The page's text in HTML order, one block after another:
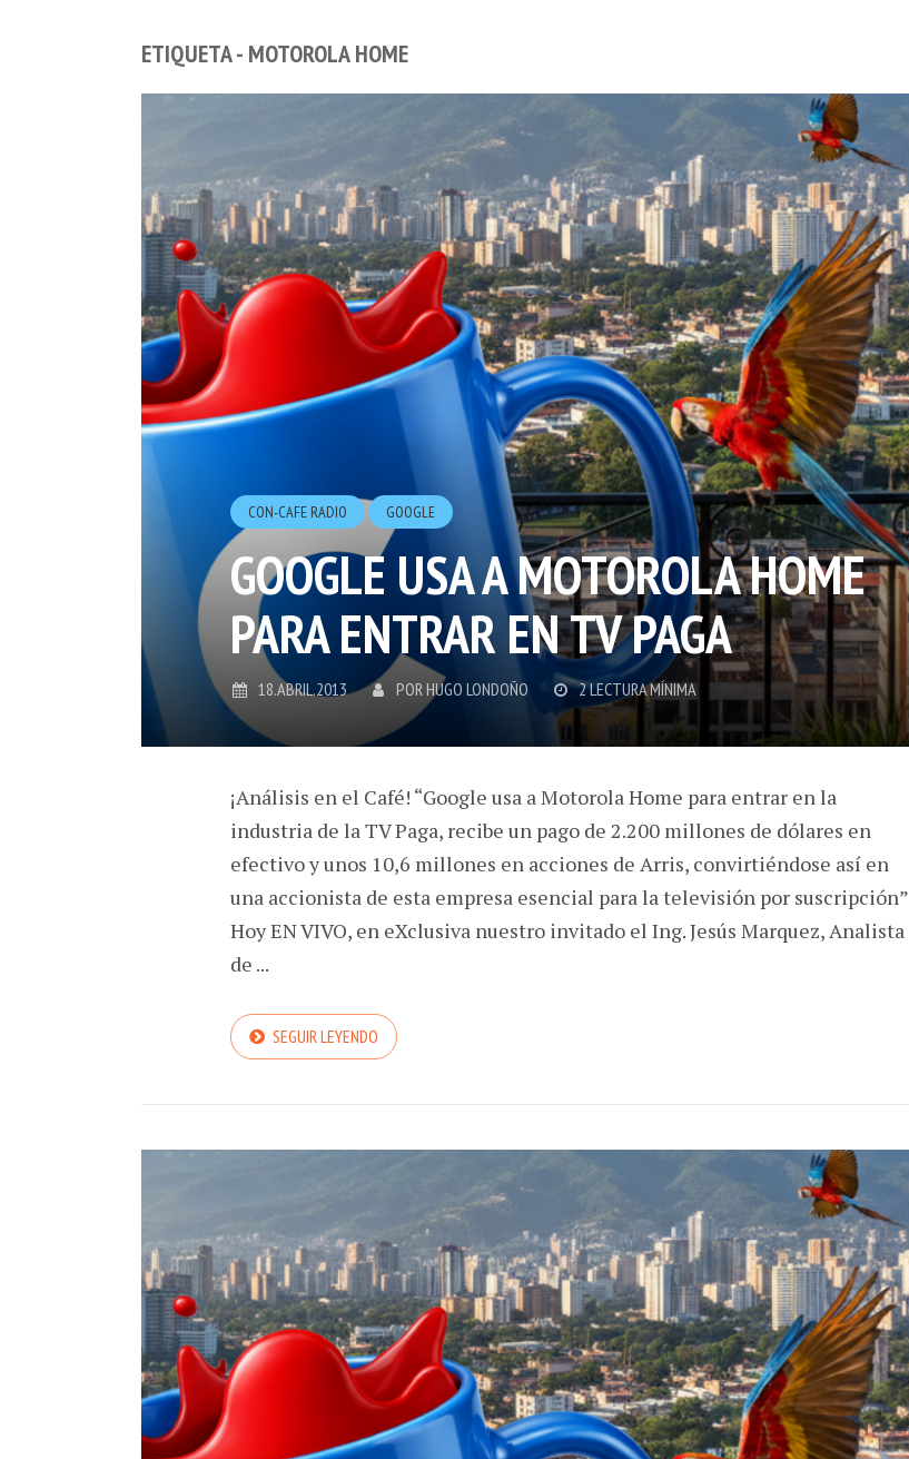
ETIQUETA - MOTOROLA HOME
CON-CAFE RADIO GOOGLE
GOOGLE USA A MOTOROLA HOME
PARA ENTRAR EN TV PAGA
18.ABRIL.2013 POR HUGO LONDOÑO 2 LECTURA MÍNIMA
¡Análisis en el Café! “Google usa a Motorola Home para entrar en la
industria de la TV Paga, recibe un pago de 2.200 millones de dólares en
efectivo y unos 10,6 millones en acciones de Arris, convirtiéndose así en
una accionista de esta empresa esencial para la televisión por suscripción”
Hoy EN VIVO, en eXclusiva nuestro invitado el Ing. Jesús Marquez, Analista
de ...
SEGUIR LEYENDO